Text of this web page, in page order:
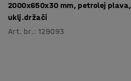
2000x650x30 mm, petrolej plava,
uklj.držači
Art. br. :129093